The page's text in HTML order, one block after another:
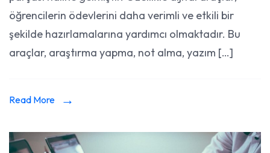
Hazırlama
öğrencilerin ödevlerini daha verimli ve etkili bir
şekilde hazırlamalarına yardımcı olmaktadır. Bu
araçlar, araştırma yapma, not alma, yazım […]
Read More